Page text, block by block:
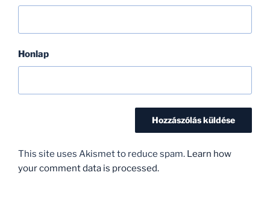
Honlap
This site uses Akismet to reduce spam. Learn how
your comment data is processed.